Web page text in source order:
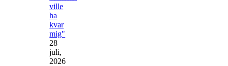
ville
ha
kvar
mig"
28
juli,
2026